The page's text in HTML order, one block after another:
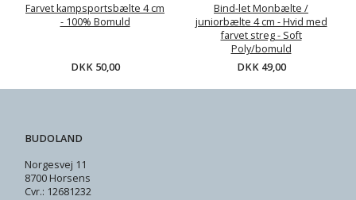
Farvet kampsportsbælte 4 cm
- 100% Bomuld
DKK 50,00
Bind-let Monbælte /
juniorbælte 4 cm - Hvid med
farvet streg - Soft
Poly/bomuld
DKK 49,00
BUDOLAND
Norgesvej 11
8700 Horsens
Cvr.: 12681232